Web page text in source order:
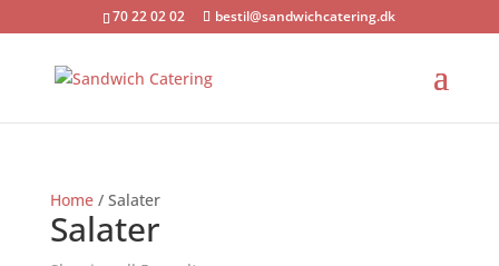
70 22 02 02 bestil@sandwichcatering.dk
Home/ Salater
Salater